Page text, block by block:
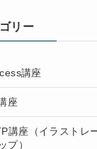
リー
講座
座
講座（イラストレ
プ）